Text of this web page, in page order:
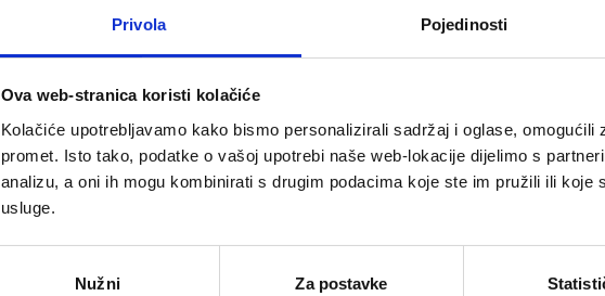
Privola Pojedinosti
Ova web-stranica koristi kolačiće
Kolačiće upotrebljavamo kako bismo personalizirali sadržaj i oglase,
promet. Isto tako, podatke o vašoj upotrebi naše web-lokacije dijelimo s
analizu, a oni ih mogu kombinirati s drugim podacima koje ste im pružili ili koje
usluge.
Nužni Za postavke
Dimenzije
Težina autosjedalice:
Tkanina strojno periva
Pogledajte više o Cybex